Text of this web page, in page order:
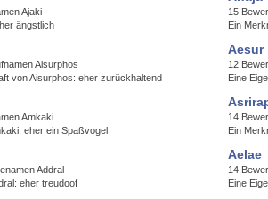
Ajaki
ängstlich
15
Ein
Aisurphos
von Aisurphos: eher zurückhaltend
Aesur
12
Eine
Amkaki
eher ein Spaßvogel
14
Ein
Addral
eher treudoof
Aelae
14
Eine